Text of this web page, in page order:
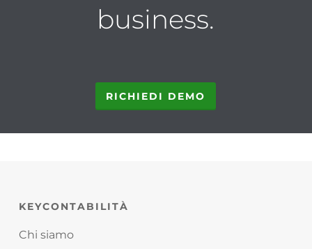
business.
RICHIEDI DEMO
KEYCONTABILITÀ
Chi siamo